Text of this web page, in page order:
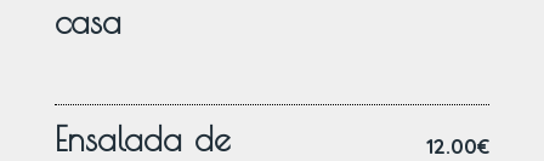
casa
Ensalada de
12.00€